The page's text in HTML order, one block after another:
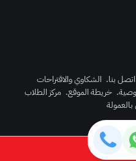
اتصل بنا. الشكاوي والاقتراحات
. خريطة الموقع. مركز الطلاب